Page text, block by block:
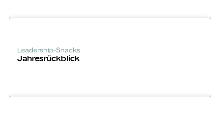
Leadership-Snacks
Jahres­rückblick